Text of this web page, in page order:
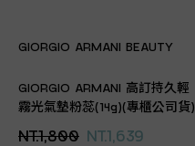
GIORGIO ARMANI BEAUTY
GIORGIO ARMANI 高訂持久輕
霧光氣墊粉蕊(14g)(專櫃公司貨)
NT.1,800 NT.1,639